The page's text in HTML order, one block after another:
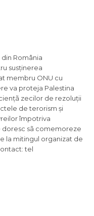
România
susținerea
membru ONU cu
va proteja Palestina
zecilor de rezoluții
de terorism și
împotriva
sã comemoreze
la mitingul organizat de
tel